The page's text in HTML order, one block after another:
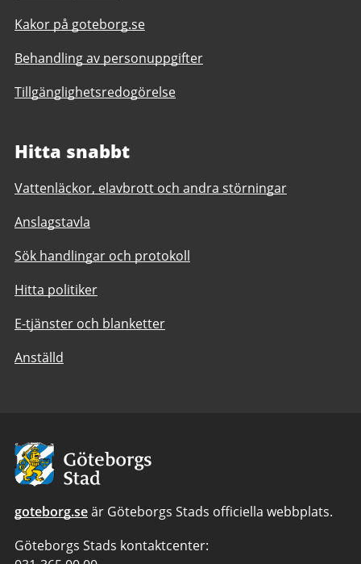
Kakor på goteborg.se
Behandling av personuppgifter
Tillgänglighetsredogörelse
Hitta snabbt
Vattenläckor, elavbrott och andra störningar
Anslagstavla
Sök handlingar och protokoll
Hitta politiker
E-tjänster och blanketter
Anställd
Avsändare:
Göteborgs
Stad
goteborg.seär Göteborgs Stads officiella webbplats.
Göteborgs Stads kontaktcenter: